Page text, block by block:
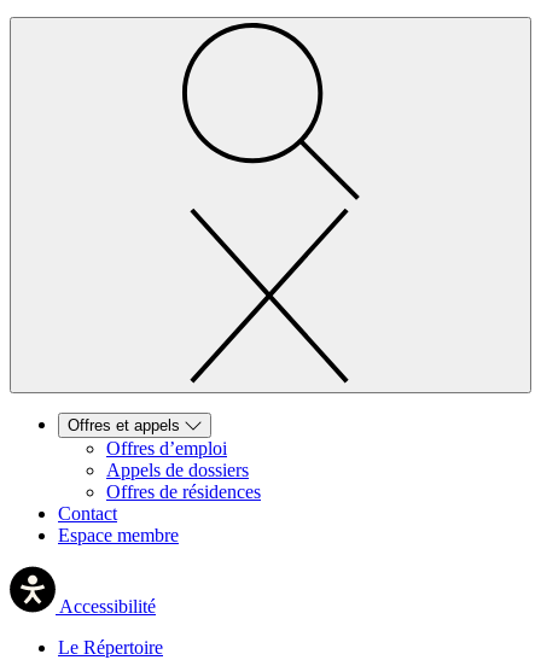
Offres et appels
Offres d’emploi
Appels de dossiers
Offres de résidences
Contact
Espace membre
Accessibilité
Le Répertoire